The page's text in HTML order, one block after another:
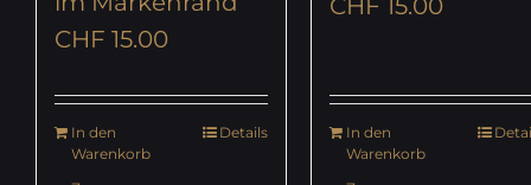
CHF 15.00
In den
Warenkorb
Details
CHF 15.00
In den
Warenkorb